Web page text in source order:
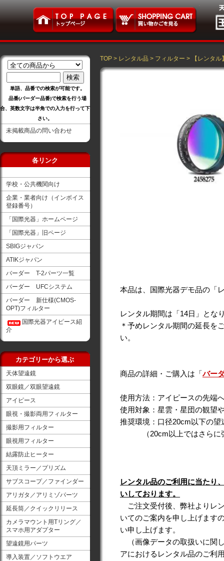
単語、品番での検索が可能です。
品番(バーダー品番)で検索を行う場
合、英数文字は半角での入力を行って下
さい。
未掲載商品の問い合わせ
各リンク
学校・公共機関向け
企業・業者向け（インボイス
登録番号）
「国際光器」ホームページ
「国際光器」旧ページ
SBIGジャパン
ATIKジャパン
バーダー T-2パーツ一覧
バーダー UFCシステム
バーダー 新仕様(CMOS-
OPT)フィルター
国際光器アイピース紹
介
カテゴリーから選ぶ
天体望遠鏡
双眼鏡／双眼望遠鏡
アイピース
眼視・撮影両用フィルター
撮影用フィルター
眼視用フィルター
結露防止ヒーター
天頂ミラー／プリズム
サブスコープ／ファインダー
アリガタ／アリミゾパーツ
延長筒／クイックリリース
カメラマウント用Tリング／
スマホ用アダプター
望遠鏡用パーツ
導入装置／ソフトウエア
TOP > レンタル品 > フィルター > 【レンタ
本品は、国際光器デモ品の「
レンタル期間は「14日」とな
＊予めレンタル期間の延長を
い。
商品の詳細・ご購入は「バー
使用方法：アイピースの先端
使用対象：星雲・星団の観望
推奨環境：口径20cm以下の望
（20cm以上ではさらに強
レンタル品のご利用に当たり
いしております。
ご注文受付後、弊社よりレ
いてのご案内を申し上げます
い申し上げます。
（画像データの取扱いに関
アにおけるレンタル品のご利